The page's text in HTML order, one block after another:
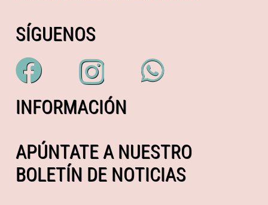
SÍGUENOS
INFORMACIÓN
APÚNTATE A NUESTRO
BOLETÍN DE NOTICIAS